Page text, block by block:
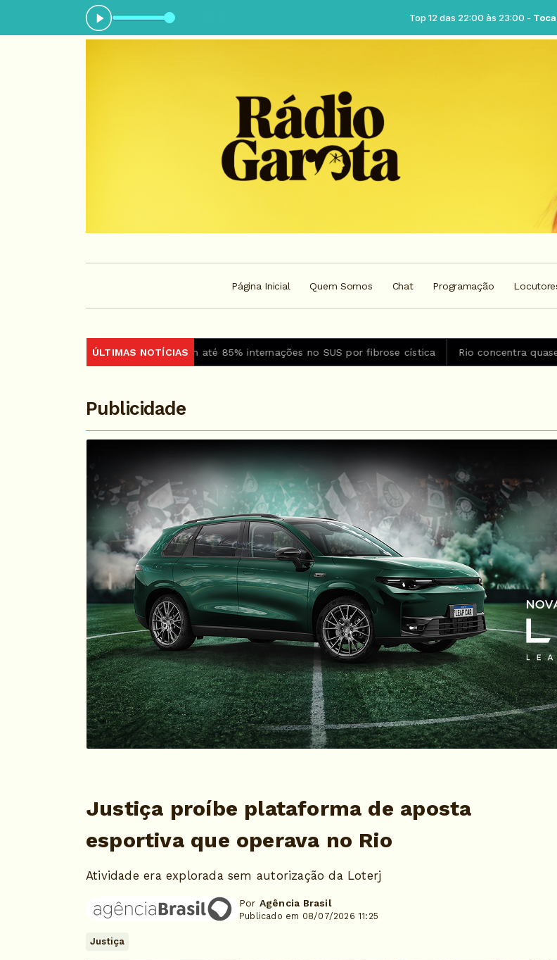
Top 12 - Parte 2 Top 12 das 22:00 às 23:00 -Tocando agora:
Página Inicial Quem Somos Chat Programação
ÚLTIMAS NOTÍCIAS
Medicamento reduz em até 85% internações no SUS por fibrose cística Rio concentra quase um terço de
Publicidade
Justiça proíbe plataforma de aposta
esportiva que operava no Rio
Atividade era explorada sem autorização da Loterj
Por Agência Brasil
Publicado em 08/07/2026 11:25
Justiça